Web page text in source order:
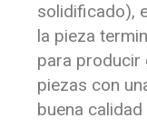
solidificado),
la pieza
para producir
piezas con
buena